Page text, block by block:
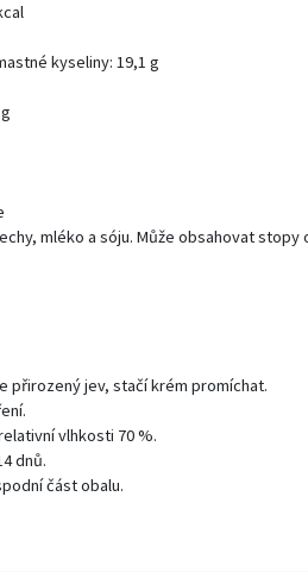
kyseliny: 19,1 g
mléko a sóju. Může obsahovat
přirozený jev, stačí krém promíchat.
vlhkosti 70 %.
dnů.
část obalu.